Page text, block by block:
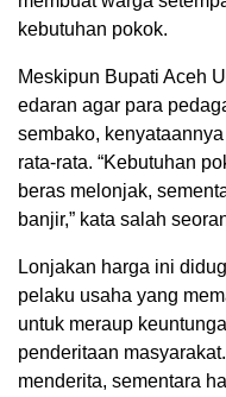
kebutuhan pokok.
Meskipun Bupati Aceh
edaran agar para
sembako,
rata-rata. “Kebutuhan
beras melonjak,
banjir,” kata salah
Lonjakan harga ini
pelaku usaha yang
untuk meraup
penderitaan
menderita, sementara